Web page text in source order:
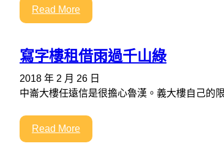
Read More
寫字樓租借雨過千山綠
2018 年 2 月 26 日
中崙大樓任遠信是很擔心魯漢。義大樓自己的
Read More